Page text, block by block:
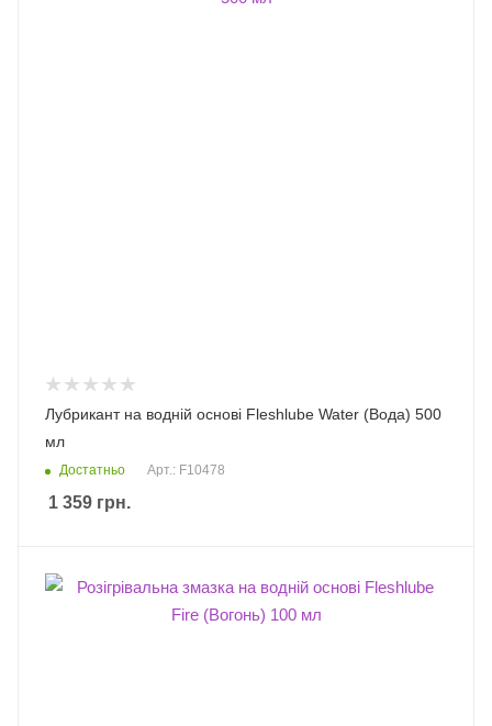
Лубрикант на водній основі Fleshlube Water (Вода) 500
мл
Достатньо Арт.: F10478
1 359 грн.